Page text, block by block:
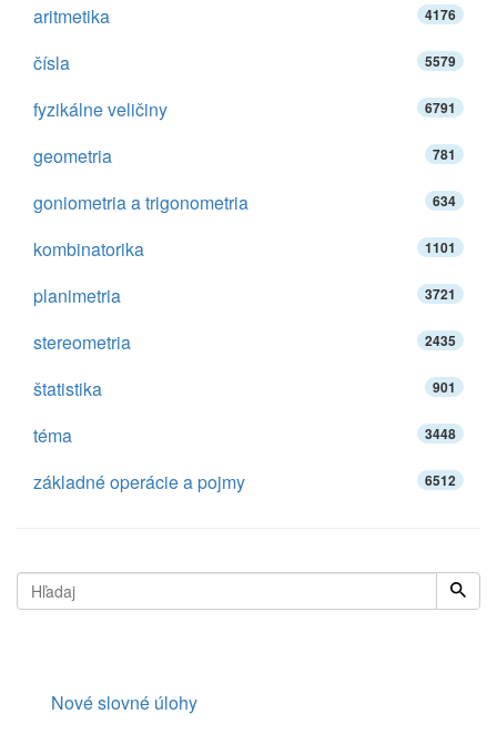
aritmetika 4176
čísla 5579
fyzikálne veličiny 6791
geometria 781
goniometria a trigonometria 634
kombinatorika 1101
planimetria 3721
stereometria 2435
štatistika 901
téma 3448
základné operácie a pojmy 6512
Nové slovné úlohy